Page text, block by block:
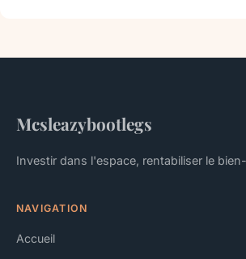
Mcsleazybootlegs
Investir dans l'espace, rentabiliser le
NAVIGATION
Accueil